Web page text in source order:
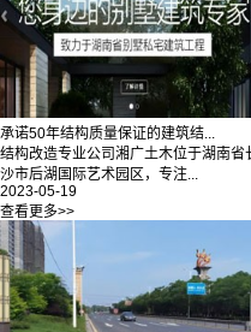
承诺50年结构质量保证的建筑结...
结构改造专业公司湘广土木位于湖南省
沙市后湖国际艺术园区，专注...
2023-05-19
查看更多>>